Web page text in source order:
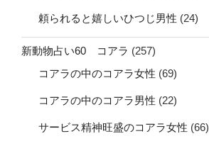
頼られると嬉しいひつじ男性 (24)
新動物占い60 コアラ (257)
コアラの中のコアラ女性 (69)
コアラの中のコアラ男性 (22)
サービス精神旺盛のコアラ女性 (66)